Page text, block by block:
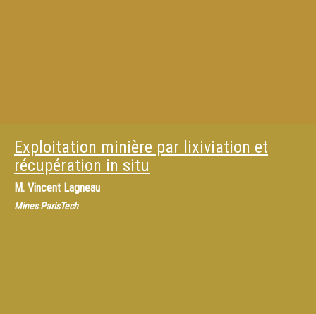
Exploitation minière par lixiviation et
récupération in situ
M. Vincent Lagneau
Mines ParisTech